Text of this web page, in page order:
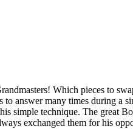
Which pieces to
answer many times during a
simple technique. The great
exchanged them for his